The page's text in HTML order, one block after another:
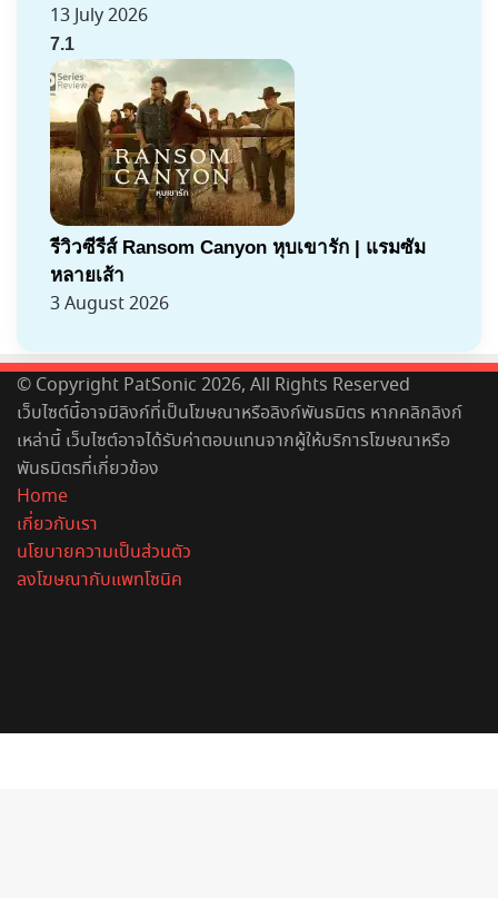
13 July 2026
7.1
รีวิวซีรีส์ Ransom Canyon หุบเขารัก | แรมซัม
หลายเส้า
3 August 2026
© Copyright PatSonic 2026, All Rights Reserved
เว็บไซต์นี้อาจมีลิงก์ที่เป็นโฆษณาหรือลิงก์พันธมิตร หากคลิกลิงก์
เหล่านี้ เว็บไซต์อาจได้รับค่าตอบแทนจากผู้ให้บริการโฆษณาหรือ
พันธมิตรที่เกี่ยวข้อง
Home
เกี่ยวกับเรา
นโยบายความเป็นส่วนตัว
ลงโฆษณากับแพทโซนิค